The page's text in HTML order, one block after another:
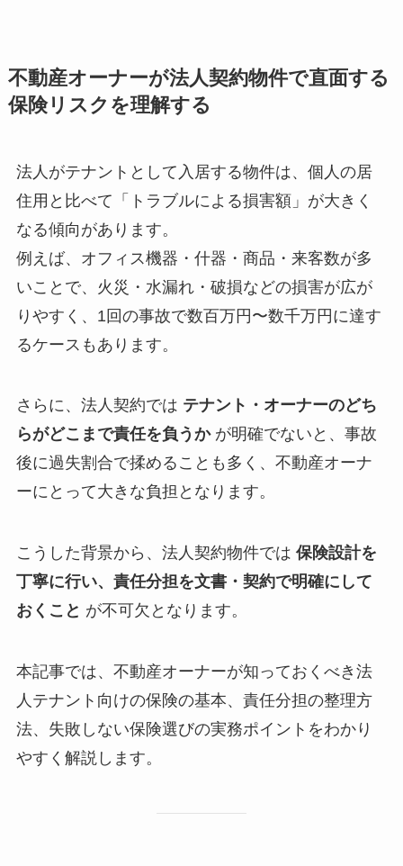
不動産オーナーが法人契約物件で直面する
保険リスクを理解する
法人がテナントとして入居する物件は、個人の居
住用と比べて「トラブルによる損害額」が大きく
なる傾向があります。
例えば、オフィス機器・什器・商品・来客数が多
いことで、火災・水漏れ・破損などの損害が広が
りやすく、1回の事故で数百万円〜数千万円に達す
るケースもあります。
さらに、法人契約では テナント・オーナーのどち
らがどこまで責任を負うかが明確でないと、事故
後に過失割合で揉めることも多く、不動産オーナ
ーにとって大きな負担となります。
こうした背景から、法人契約物件では 保険設計を
丁寧に行い、責任分担を文書・契約で明確にして
おくこと が不可欠となります。
本記事では、不動産オーナーが知っておくべき法
人テナント向けの保険の基本、責任分担の整理方
法、失敗しない保険選びの実務ポイントをわかり
やすく解説します。